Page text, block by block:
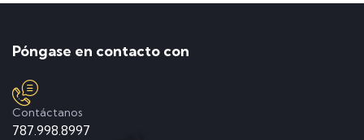
Póngase en contacto con
Contáctanos
787.998.8997